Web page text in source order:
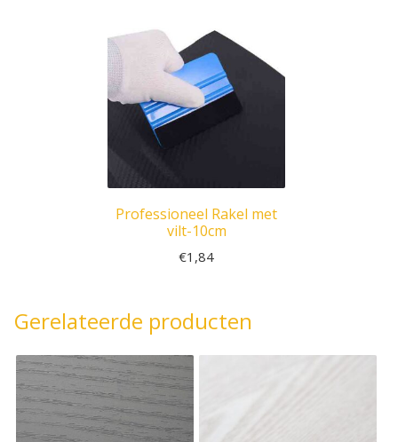
Professioneel Rakel met
vilt-10cm
€1,84
Gerelateerde producten